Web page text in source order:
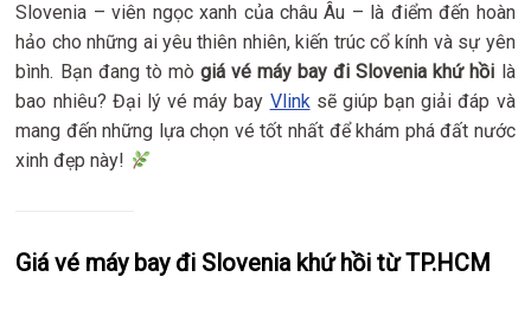
Slovenia – viên ngọc xanh của châu Âu – là điểm đến hoàn
hảo cho những ai yêu thiên nhiên, kiến trúc cổ kính và sự yên
bình. Bạn đang tò mò giá vé máy bay đi Slovenia khứ hồi là
bao nhiêu? Đại lý vé máy bay Vlinksẽ giúp bạn giải đáp và
mang đến những lựa chọn vé tốt nhất để khám phá đất nước
xinh đẹp này!
Giá vé máy bay đi Slovenia khứ hồi từ TP.HCM